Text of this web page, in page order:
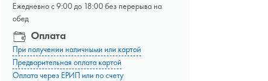
Ежедневно с 9:00 до 18:00 без перерыва на
обед
Оплата
При получении наличными или картой
Предварительная оплата картой
Оплата через ЕРИП или по счету